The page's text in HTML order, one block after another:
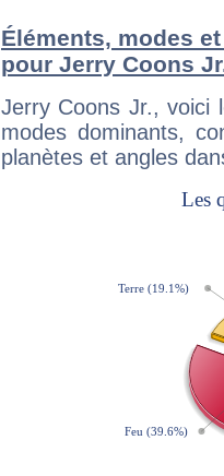
Éléments, modes
pour Jerry Coons
Jerry Coons Jr., voici
modes dominants,
planètes et angles